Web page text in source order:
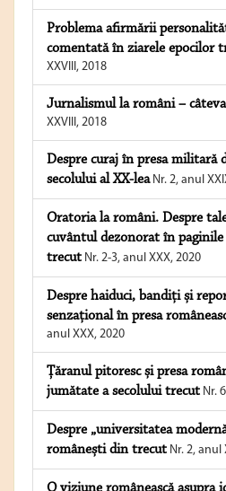
Problema afirmării
comentată în ziarele epocilor
XXVIII, 2018
Jurnalismul la români – câteva
XXVIII, 2018
Despre curaj în presa militară
secolului al XX-leaNr. 2, anul
Oratoria la români. Despre
cuvântul dezonorat în
trecut Nr. 2-3, anul XXX, 2020
Despre haiduci, bandiți și
senzațional în presa
anul XXX, 2020
Țăranul pitoresc și presa
jumătate a secolului trecut Nr.
Despre „universitatea
românești din trecut Nr. 2, anul